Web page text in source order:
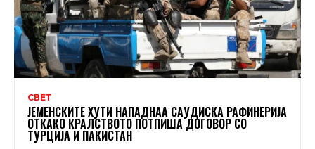
СВЕТ
ЈЕМЕНСКИТЕ ХУТИ НАПАДНАА САУДИСКА РАФИНЕРИЈА
ОТКАКО КРАЛСТВОТО ПОТПИША ДОГОВОР СО
ТУРЦИЈА И ПАКИСТАН